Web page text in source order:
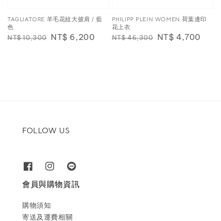
TAGLIATORE 羊毛花紋大披肩 / 藍
色
Regular
NT$ 10,300 Sale
NT$ 6,200
PHILIPP PLEIN WOMEN 荷葉邊印
花上衣
Regular
NT$ 46,300 Sale
NT$ 4,700
FOLLOW US
會員與購物資訊
購物須知
寄送及運費相關